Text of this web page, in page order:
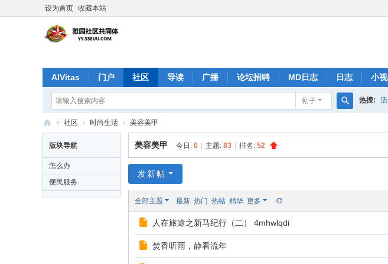
设为首页 收藏本站
AIVitas 门户 社区 导读 广播 论坛招聘 MD日志 日志 小
帖子
索
热搜:
园
社
区
» 社区 › 时尚生活 › 美容美甲
版块导航
怎么办
便民服务
美容美甲 今日: 0 主题: 83 排名: 52
发新帖
全部主题 最新 热门 热帖 精华 更多
人在旅途之新马纪行（二） 4mhwlqdi
焚香听雨，静看流年